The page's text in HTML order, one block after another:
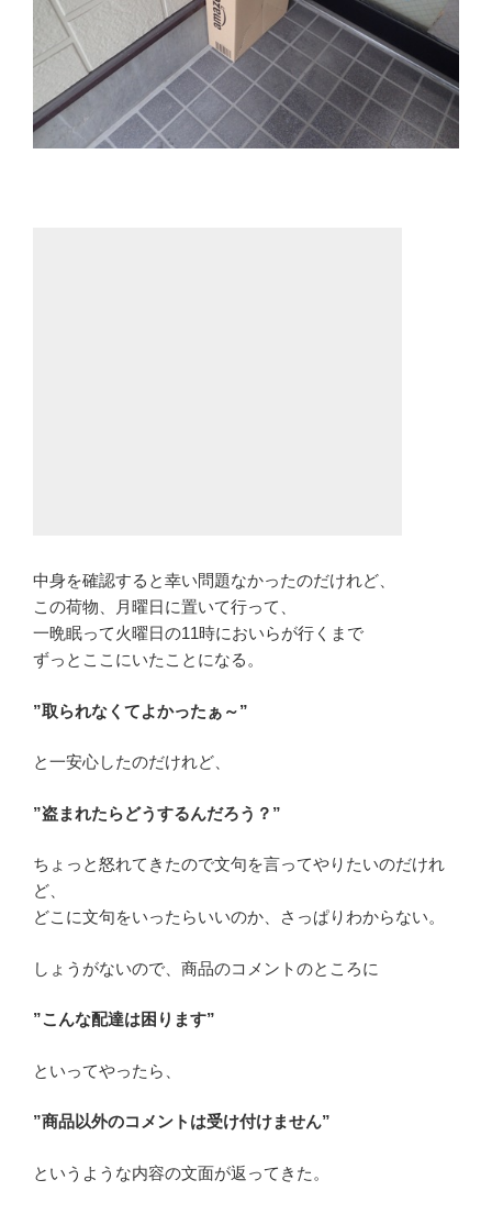
中身を確認すると幸い問題なかったのだけれど、
この荷物、月曜日に置いて行って、
一晩眠って火曜日の11時においらが行くまで
ずっとここにいたことになる。
”取られなくてよかったぁ～”
と一安心したのだけれど、
”盗まれたらどうするんだろう？”
ちょっと怒れてきたので文句を言ってやりたいのだけれ
ど、
どこに文句をいったらいいのか、さっぱりわからない。
しょうがないので、商品のコメントのところに
”こんな配達は困ります”
といってやったら、
”商品以外のコメントは受け付けません”
というような内容の文面が返ってきた。